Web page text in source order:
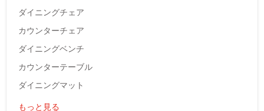
ダイニングチェア
カウンターチェア
ダイニングベンチ
カウンターテーブル
ダイニングマット
もっと見る